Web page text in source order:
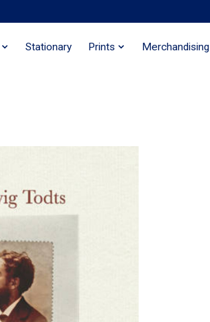
Stationary Prints Merchandising